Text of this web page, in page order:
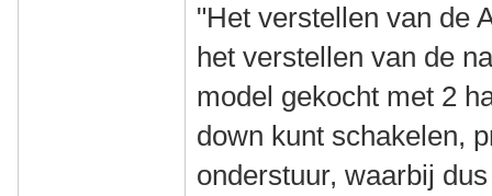
"Het verstellen van de
het verstellen van de
model gekocht met 2
down kunt schakelen,
onderstuur, waarbij